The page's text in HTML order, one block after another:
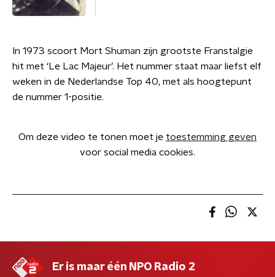
In 1973 scoort Mort Shuman zijn grootste Franstalgie
hit met ‘Le Lac Majeur’. Het nummer staat maar liefst elf
weken in de Nederlandse Top 40, met als hoogtepunt
de nummer 1-positie.
Om deze video te tonen moet je toestemming geven
voor social media cookies.
Er is maar één NPO Radio 2